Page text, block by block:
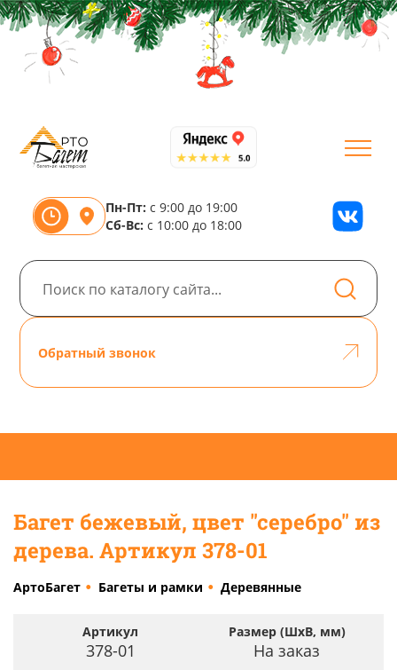
Пн-Пт: с 9:00 до 19:00
Сб-Вс: с 10:00 до 18:00
Обратный звонок
Багет бежевый, цвет "серебро" из
дерева. Артикул 378-01
АртоБагет Багеты и рамки Деревянные
Артикул
378-01
Размер (ШхВ, мм)
На заказ